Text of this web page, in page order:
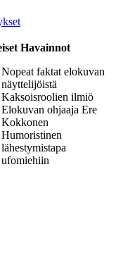
Havainnot
Nopeat faktat elokuvan
näyttelijöistä
Kaksoisroolien ilmiö
Elokuvan ohjaaja Ere
Kokkonen
Humoristinen
lähestymistapa
ufomiehiin